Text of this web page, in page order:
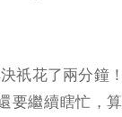
祇花了兩分鐘
要繼續瞎忙，